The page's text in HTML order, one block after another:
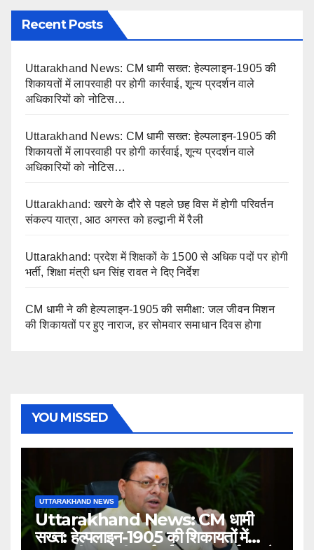
Recent Posts
Uttarakhand News: CM धामी सख्त: हेल्पलाइन-1905 की
शिकायतों में लापरवाही पर होगी कार्रवाई, शून्य प्रदर्शन वाले
अधिकारियों को नोटिस…
Uttarakhand News: CM धामी सख्त: हेल्पलाइन-1905 की
शिकायतों में लापरवाही पर होगी कार्रवाई, शून्य प्रदर्शन वाले
अधिकारियों को नोटिस…
Uttarakhand: खरगे के दौरे से पहले छह विस में होगी परिवर्तन
संकल्प यात्रा, आठ अगस्त को हल्द्वानी में रैली
Uttarakhand: प्रदेश में शिक्षकों के 1500 से अधिक पदों पर होगी
भर्ती, शिक्षा मंत्री धन सिंह रावत ने दिए निर्देश
CM धामी ने की हेल्पलाइन-1905 की समीक्षा: जल जीवन मिशन
की शिकायतों पर हुए नाराज, हर सोमवार समाधान दिवस होगा
YOU MISSED
UTTARAKHAND NEWS
Uttarakhand News: CM धामी
सख्त: हेल्पलाइन-1905 की शिकायतों में